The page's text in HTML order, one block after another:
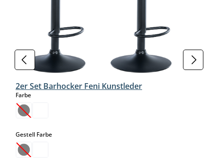
2er Set Barhocker Feni Kunstleder
Farbeauswählen
(Diese Option ist zurzeit nicht verfügbar.)
Gestell Farbeauswählen
(Diese Option ist zurzeit nicht verfügbar.)